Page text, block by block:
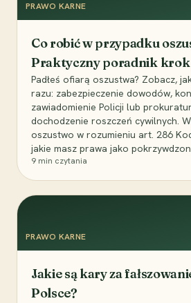
PRAWO KARNE
Co robić w przypadku
Praktyczny poradnik
Padłeś ofiarą oszustwa? Zobacz,
razu: zabezpieczenie dowodów,
zawiadomienie Policji lub
dochodzenie roszczeń cywilnych.
oszustwo w rozumieniu art. 286
jakie masz prawa jako
9 min czytania
PRAWO KARNE
Jakie są kary za
Polsce?